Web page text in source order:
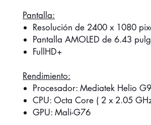
Pantalla:
Resolución de 2400 x 1080
Pantalla AMOLED de 6.43
FullHD+
Rendimiento:
Procesador: Mediatek Helio
CPU: Octa Core ( 2 x 2.05
GPU: Mali-G76